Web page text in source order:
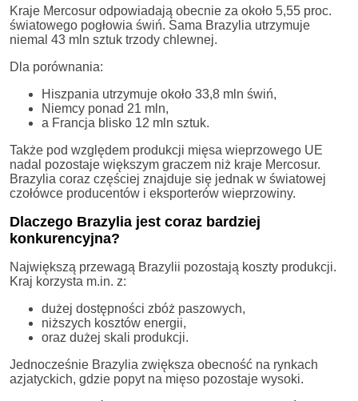
Kraje Mercosur odpowiadają obecnie za około 5,55 proc.
światowego pogłowia świń. Sama Brazylia utrzymuje
niemal 43 mln sztuk trzody chlewnej.
Dla porównania:
Hiszpania utrzymuje około 33,8 mln świń,
Niemcy ponad 21 mln,
a Francja blisko 12 mln sztuk.
Także pod względem produkcji mięsa wieprzowego UE
nadal pozostaje większym graczem niż kraje Mercosur.
Brazylia coraz częściej znajduje się jednak w światowej
czołówce producentów i eksporterów wieprzowiny.
Dlaczego Brazylia jest coraz bardziej
konkurencyjna?
Największą przewagą Brazylii pozostają koszty produkcji.
Kraj korzysta m.in. z:
dużej dostępności zbóż paszowych,
niższych kosztów energii,
oraz dużej skali produkcji.
Jednocześnie Brazylia zwiększa obecność na rynkach
azjatyckich, gdzie popyt na mięso pozostaje wysoki.